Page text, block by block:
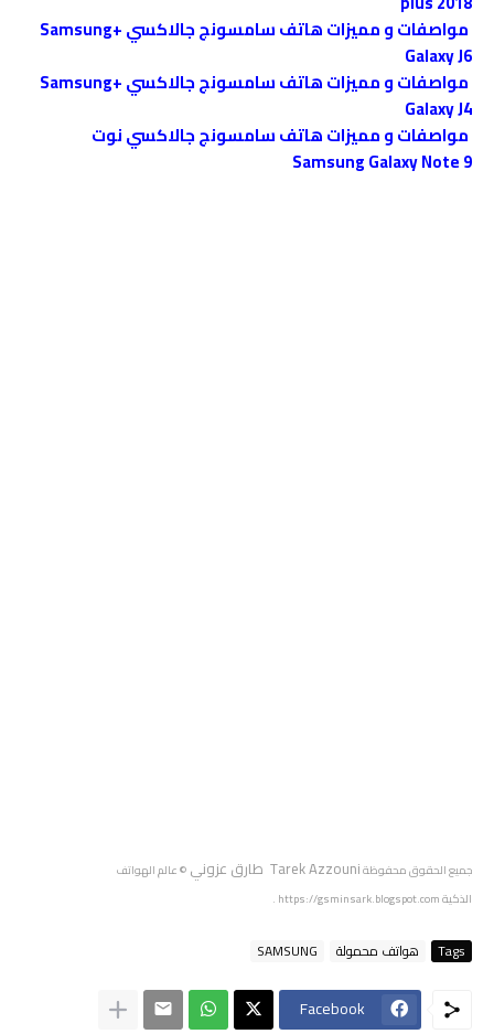
مواصفات و مميزات هاتف سامسونج جالاكسي +Samsung
Galaxy J6
مواصفات و مميزات هاتف سامسونج جالاكسي +Samsung
Galaxy J4
مواصفات و مميزات هاتف سامسونج جالاكسي نوت
Samsung Galaxy Note 9
جميع الحقوق محفوظةTarek Azzouni طارق عزوني
© عالم الهواتف
الذكيةhttps://gsminsark.blogspot.com
.
Tags هواتف محمولة SAMSUNG
Facebook